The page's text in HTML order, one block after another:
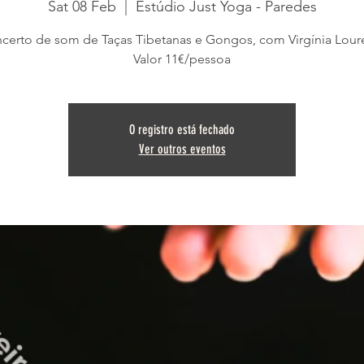
Sat 08 Feb Estúdio Just Yoga - Paredes
de som de Taças Tibetanas e Gongos, com Virgínia
Valor 11€/pessoa
O registro está fechado
Ver outros eventos